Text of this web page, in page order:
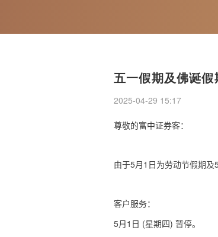
五一假期及佛诞假
2025-04-29 15:17
尊敬的富中证券客：
由于5月 1 日为劳动节假期及
客户服务：
5月 1 日 (星期四) 暂停。